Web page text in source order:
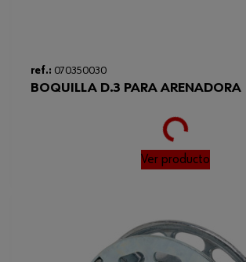
ref.: 070350030
BOQUILLA D.3 PARA ARENADORA
Loading...
Ver producto